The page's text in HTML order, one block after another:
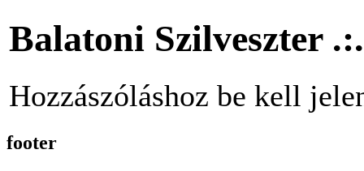
Balatoni Szilveszter
Hozzászóláshoz be kell
footer